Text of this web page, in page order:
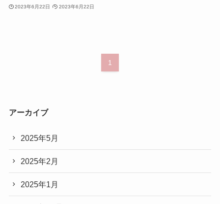
2023年6月22日 2023年6月22日
1
アーカイブ
2025年5月
2025年2月
2025年1月